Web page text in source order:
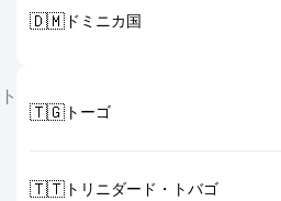
🇩🇲ドミニカ国
ト
🇹🇬トーゴ
🇹🇹トリニダード・トバゴ